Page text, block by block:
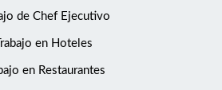
de Chef Ejecutivo
Trabajo en Hoteles
en Restaurantes